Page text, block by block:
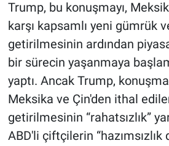
Trump, bu konuşmayı,
karşı kapsamlı yeni gümrük
getirilmesinin ardından
bir sürecin yaşanmaya
yaptı. Ancak Trump,
Meksika ve Çin'den ithal
getirilmesinin “rahatsızlık”
ABD'li çiftçilerin “hazımsızlık